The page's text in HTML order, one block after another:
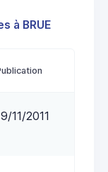
à BRUE
11/2011